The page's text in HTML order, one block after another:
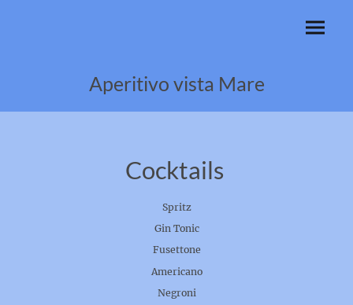
Aperitivo vista Mare
Cocktails
Spritz
Gin Tonic
Fusettone
Americano
Negroni